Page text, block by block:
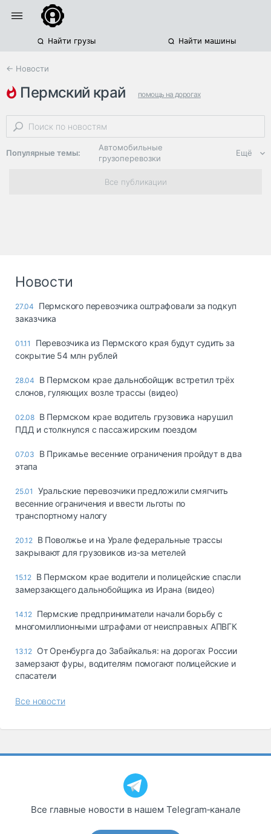
Найти грузы Найти машины
← Новости
пермский край помощь на дорогах
весенние ограничения движения башкортостан
Популярные темы:
Автомобильные
грузоперевозки
Региональная
логистика
опасные грузы
страхование
Склады и
грузовые
Коммерческий
транспорт
Спецтехника
запчасти, шины
автохимия
Ещё
Все публикации
Новости
27.04
Пермского перевозчика оштрафовали за подкуп
заказчика
01.11
Перевозчика из Пермского края будут судить за
сокрытие 54 млн рублей
28.04
В Пермском крае дальнобойщик встретил трёх
слонов, гуляющих возле трассы (видео)
02.08 В Пермском крае водитель грузовика нарушил
ПДД и столкнулся с пассажирским поездом
07.03
В Прикамье весенние ограничения пройдут в два
этапа
25.01
Уральские перевозчики предложили смягчить
весенние ограничения и ввести льготы по
транспортному налогу
20.12 В Поволжье и на Урале федеральные трассы
закрывают для грузовиков из-за метелей
15.12 В Пермском крае водители и полицейские спасли
замерзающего дальнобойщика из Ирана (видео)
14.12 Пермские предприниматели начали борьбу с
многомиллионными штрафами от неисправных АПВГК
13.12 От Оренбурга до Забайкалья: на дорогах России
замерзают фуры, водителям помогают полицейские и
спасатели
Все новости
Все главные новости в нашем Telegram‑канале